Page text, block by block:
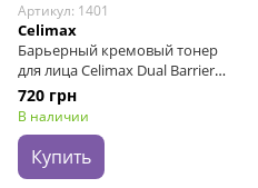
Артикул: 1401
Celimax
Барьерный кремовый тонер
для лица Celimax Dual Barrier
Creamy Toner, 150 мл
720 грн
В наличии
Купить